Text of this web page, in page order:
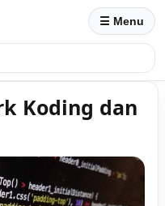
☰ Menu
Koding dan